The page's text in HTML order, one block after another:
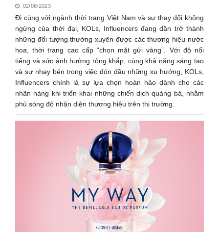
02/06/2023
Đi cùng với ngành thời trang Việt Nam và sự thay đổi không
ngừng của thời đại, KOLs, Influencers đang dần trở thành
những đối tượng thường xuyên được các thương hiệu nước
hoa, thời trang cao cấp “chọn mặt gửi vàng”. Với độ nổi
tiếng và sức ảnh hưởng rộng khắp, cùng khả năng sáng tạo
và sự nhạy bén trong việc đón đầu những xu hướng, KOLs,
Influencers chính là sự lựa chọn hoàn hảo dành cho các
nhãn hàng khi triển khai những chiến dịch quảng bá, nhằm
phủ sóng độ nhận diện thương hiệu trên thị trường.